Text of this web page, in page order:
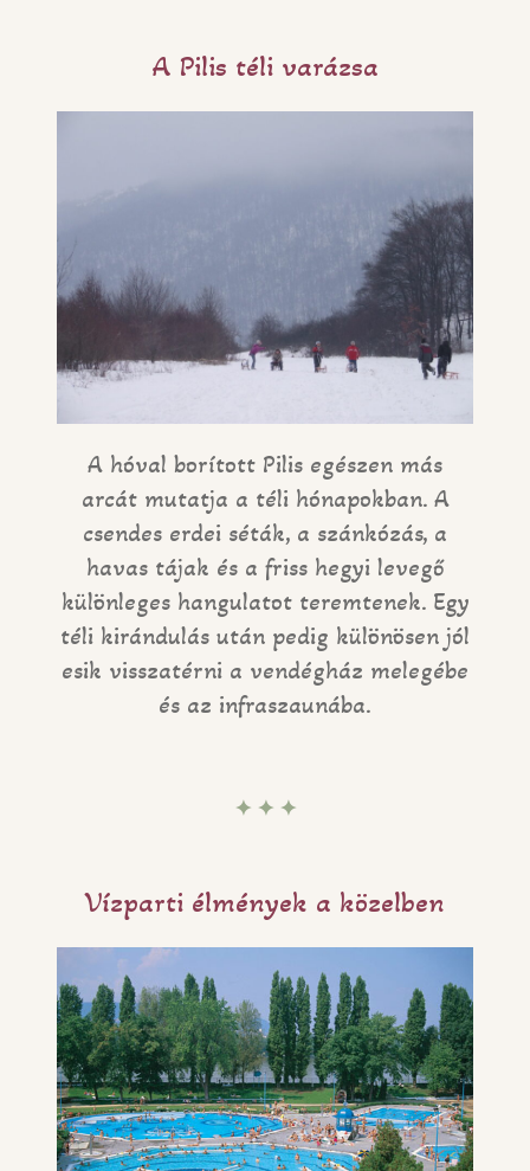
A Pilis téli varázsa
A hóval borított Pilis egészen más
arcát mutatja a téli hónapokban. A
csendes erdei séták, a szánkózás, a
havas tájak és a friss hegyi levegő
különleges hangulatot teremtenek. Egy
téli kirándulás után pedig különösen jól
esik visszatérni a vendégház melegébe
és az infraszaunába.
✦ ✦ ✦
Vízparti élmények a közelben